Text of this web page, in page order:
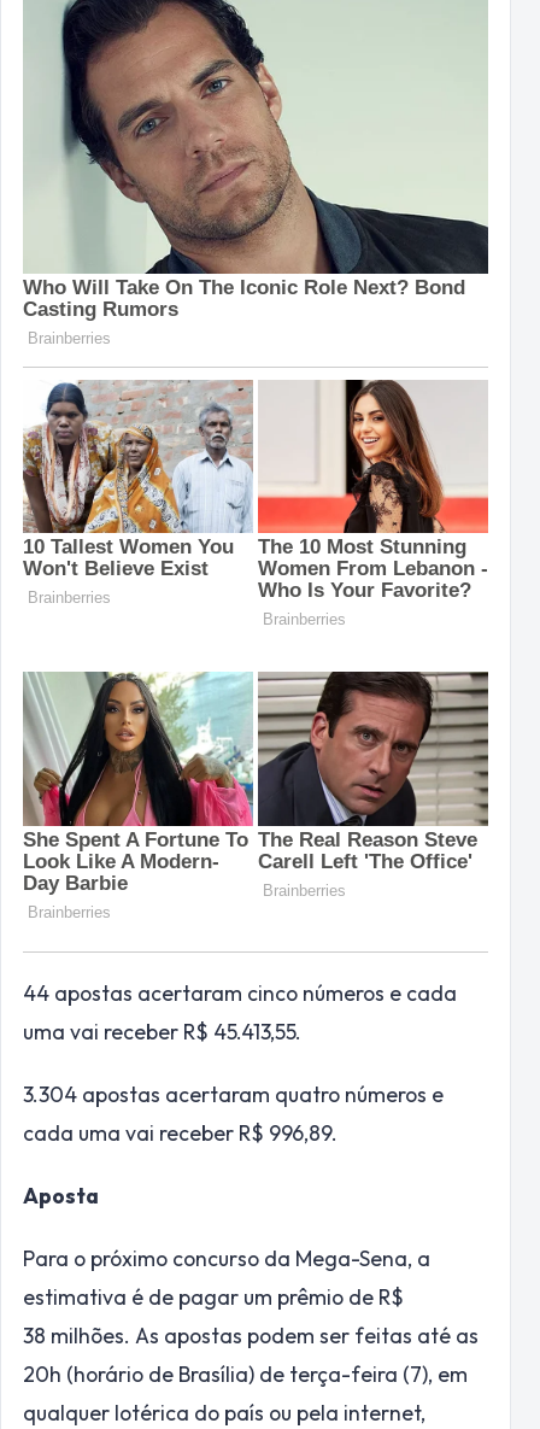
44 apostas acertaram cinco números e cada
uma vai receber R$ 45.413,55.
3.304 apostas acertaram quatro números e
cada uma vai receber R$ 996,89.
Aposta
Para o próximo concurso da Mega-Sena, a
estimativa é de pagar um prêmio de R$
38 milhões. As apostas podem ser feitas até as
20h (horário de Brasília) de terça-feira (7), em
qualquer lotérica do país ou pela internet,